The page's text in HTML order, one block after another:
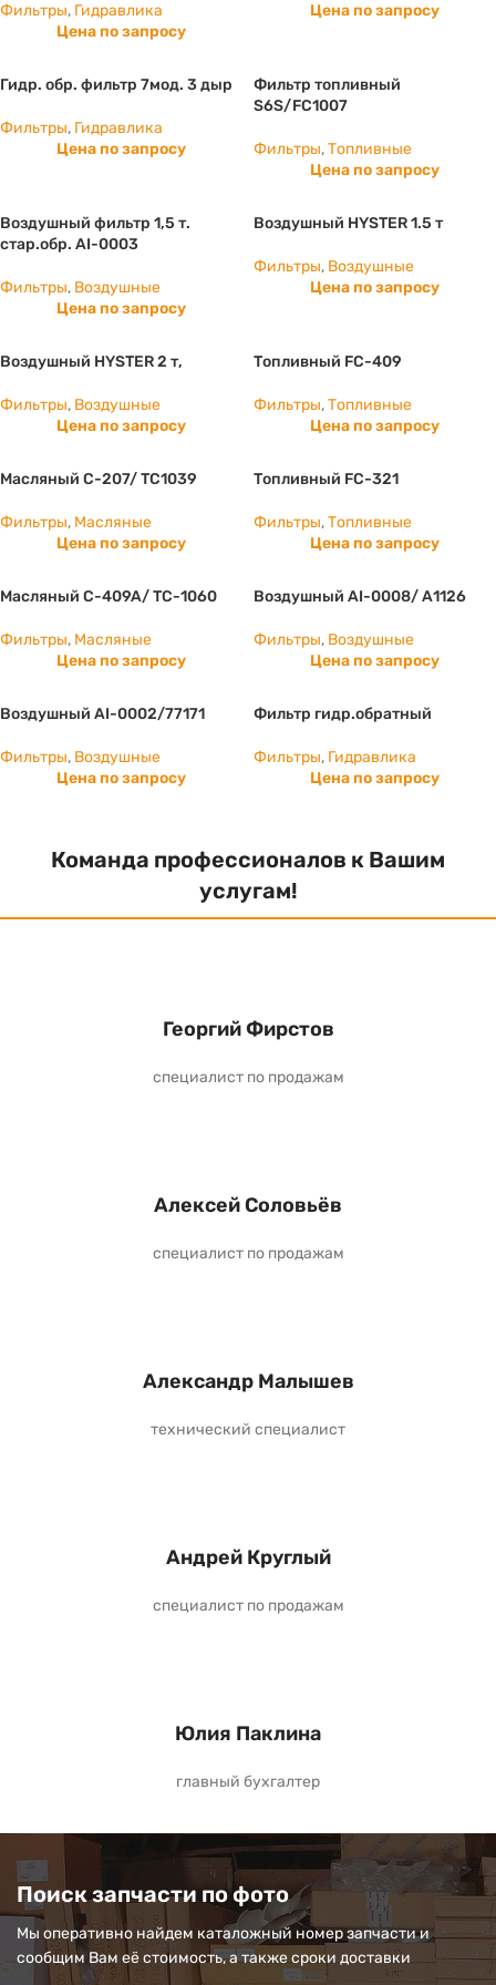
Фильтры, Гидравлика
Цена по запросу
Цена по запросу
Гидр. обр. фильтр 7мод. 3 дыр
Фильтры, Гидравлика
Цена по запросу
Фильтр топливный
S6S/FC1007
Фильтры,Топливные
Цена по запросу
Воздушный фильтр 1,5 т.
стар.обр. AI-0003
Фильтры, Воздушные
Цена по запросу
Воздушный HYSTER 1.5 т
Фильтры, Воздушные
Цена по запросу
Воздушный HYSTER 2 т,
Фильтры, Воздушные
Цена по запросу
Топливный FC-409
Фильтры,Топливные
Цена по запросу
Масляный C-207/ ТС1039
Фильтры, Масляные
Цена по запросу
Топливный FC-321
Фильтры,Топливные
Цена по запросу
Масляный C-409A/ TC-1060
Фильтры, Масляные
Цена по запросу
Воздушный AI-0008/ А1126
Фильтры, Воздушные
Цена по запросу
Воздушный AI-0002/77171
Фильтры, Воздушные
Цена по запросу
Фильтр гидр.обратный
Фильтры, Гидравлика
Цена по запросу
Команда профессионалов к Вашим
услугам!
Георгий Фирстов
специалист по продажам
Алексей Соловьёв
специалист по продажам
Александр Малышев
технический специалист
Андрей Круглый
специалист по продажам
Юлия Паклина
главный бухгалтер
Поиск запчасти по фото
Мы оперативно найдем каталожный номер запчасти и
сообщим Вам её стоимость, а также сроки доставки